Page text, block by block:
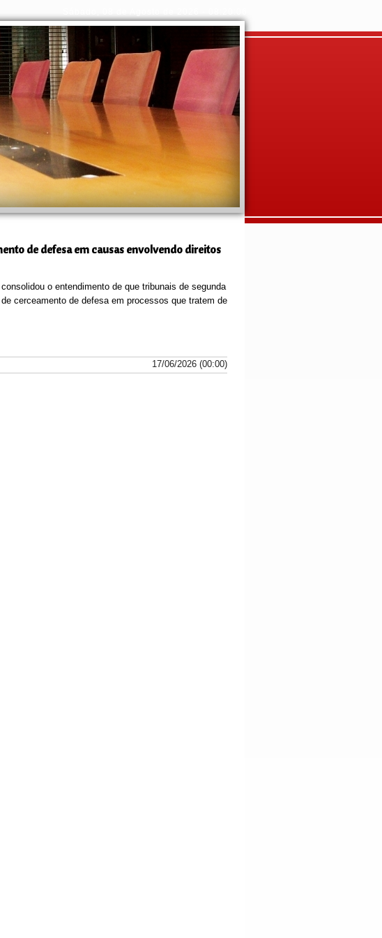
de defesa em causas envolvendo direitos
o entendimento de que tribunais de segunda
cerceamento de defesa em processos que tratem de
17/06/2026 (00:00)